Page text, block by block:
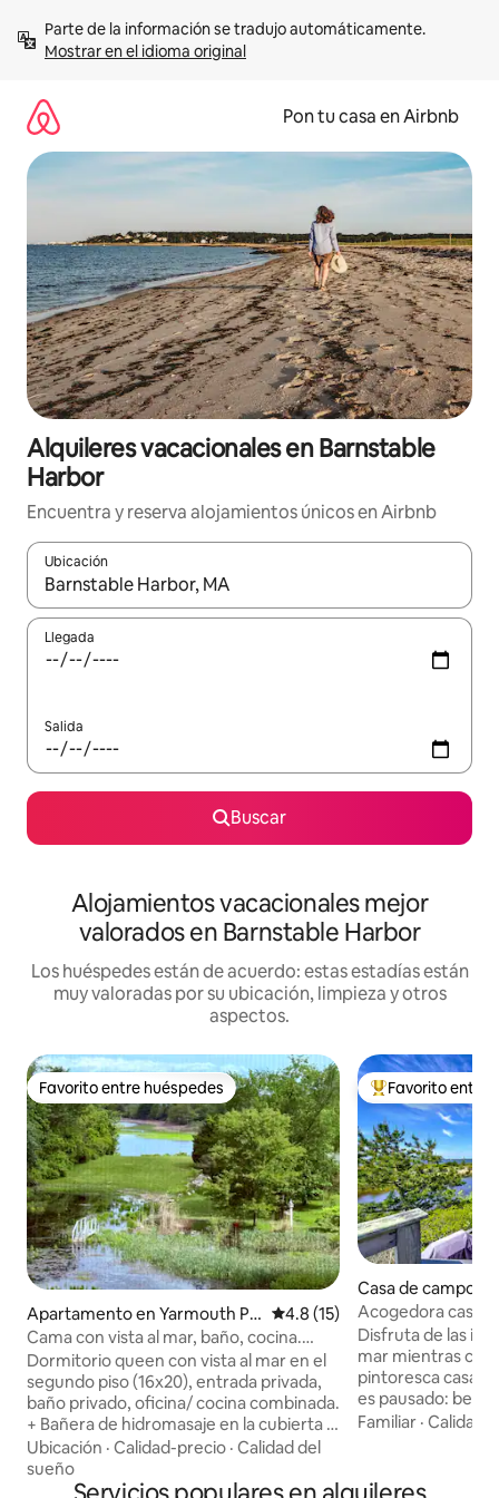
contenidoMostrar en el idioma original
Pon tu casa en Airbnb
Alquileres vacacionales en Barnstable
Harbor
Encuentra y reserva alojamientos únicos en Airbnb
Ubicación
Cuando los resultados estén disponibles, navega con las
Llegada
Salida
Buscar
Alojamientos vacacionales mejor
valorados en Barnstable Harbor
Los huéspedes están de acuerdo: estas estadías están
muy valoradas por su ubicación, limpieza y otros
aspectos.
Favorito entre huéspedes
Favorito entre huéspedes
Apartamento en Yarmouth Po
rt
Calificación promedio: 4.8 de
4.8 (15)
Cama con vista al mar, baño, cocina.
Terraza. Spa.
Dormitorio queen con vista al mar en el
segundo piso (16x20), entrada privada,
baño privado, oficina/ cocina combinada.
+ Bañera de hidromasaje en la cubierta +
Wi-Fi gratis + A poca distancia a pie de
restaurantes y cafeterías + 10 minutos a
las playas + entrada con teclado privado
Ubicación · Calidad-precio · Calidad del
sueño
Favorito entre
Favorito entre
Casa de campo
mouth
Acogedora casa
con amplias vistas
Disfruta de las
mar mientras
pintoresca casa
es pausado:
observa el
¡Acabamos de
Familiar ·Calidad-